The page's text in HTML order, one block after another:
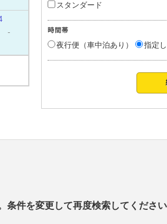
-
スタンダード
夜行便（車中泊あり） 指定
条件を変更して再度検索してくださ